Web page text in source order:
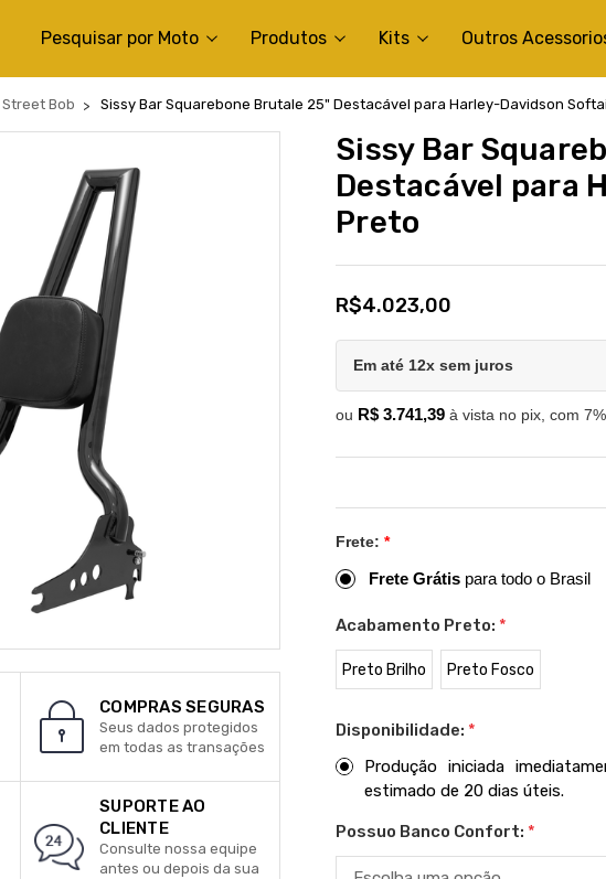
Pesquisar por Moto Produtos Kits Outros
Street Bob Sissy Bar Squarebone Brutale 25" Destacável para Harley-Davidson
COMPRAS SEGURAS
Seus dados protegidos
em todas as transações
SUPORTE AO
CLIENTE
Consulte nossa equipe
antes ou depois da sua
Sissy Bar
Destacável para
Preto
R$4.023,00
Em até 12x sem juros
ou R$ 3.741,39 à vista no pix, com
Frete: *
Frete Grátis para todo o Brasil
Acabamento Preto: *
Preto Brilho Preto Fosco
Disponibilidade: *
Produção iniciada
estimado de 20 dias úteis.
Possuo Banco Confort: *